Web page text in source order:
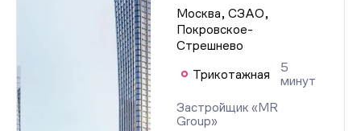
Москва, СЗАО,
Покровское-
Стрешнево
Трикотажная
5
минут
Застройщик «MR
Group»